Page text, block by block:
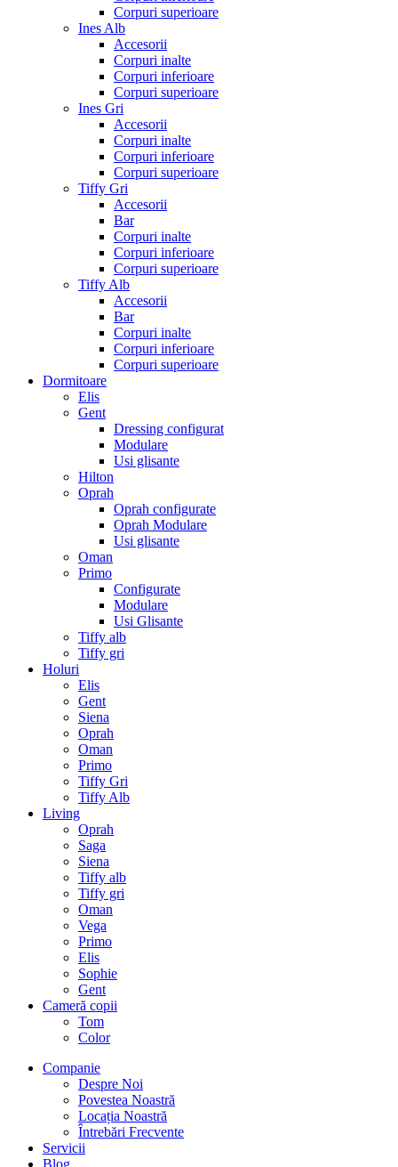
Corpuri superioare
Ines Alb
Accesorii
Corpuri inalte
Corpuri inferioare
Corpuri superioare
Ines Gri
Accesorii
Corpuri inalte
Corpuri inferioare
Corpuri superioare
Tiffy Gri
Accesorii
Bar
Corpuri inalte
Corpuri inferioare
Corpuri superioare
Tiffy Alb
Accesorii
Bar
Corpuri inalte
Corpuri inferioare
Corpuri superioare
Dormitoare
Elis
Gent
Dressing configurat
Modulare
Usi glisante
Hilton
Oprah
Oprah configurate
Oprah Modulare
Usi glisante
Oman
Primo
Configurate
Modulare
Usi Glisante
Tiffy alb
Tiffy gri
Holuri
Elis
Gent
Siena
Oprah
Oman
Primo
Tiffy Gri
Tiffy Alb
Living
Oprah
Saga
Siena
Tiffy alb
Tiffy gri
Oman
Vega
Primo
Elis
Sophie
Gent
Cameră copii
Tom
Color
Companie
Despre Noi
Povestea Noastră
Locația Noastră
Întrebări Frecvente
Servicii